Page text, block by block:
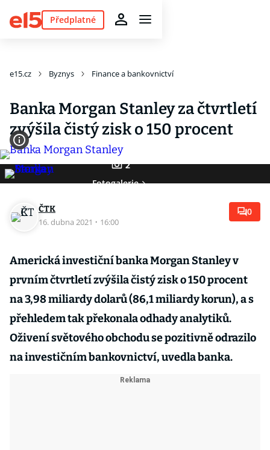
Předplatné
e15.cz Byznys Finance a bankovnictví
Banka Morgan Stanley za čtvrtletí
zvýšila čistý zisk o 150 procent
2
Fotogalerie
ČTK
16. dubna 2021 · 16:00
0
Americká investiční banka Morgan Stanley v
prvním čtvrtletí zvýšila čistý zisk o 150 procent
na 3,98 miliardy dolarů (86,1 miliardy korun), a s
přehledem tak překonala odhady analytiků.
Oživení světového obchodu se pozitivně odrazilo
na investičním bankovnictví, uvedla banka.